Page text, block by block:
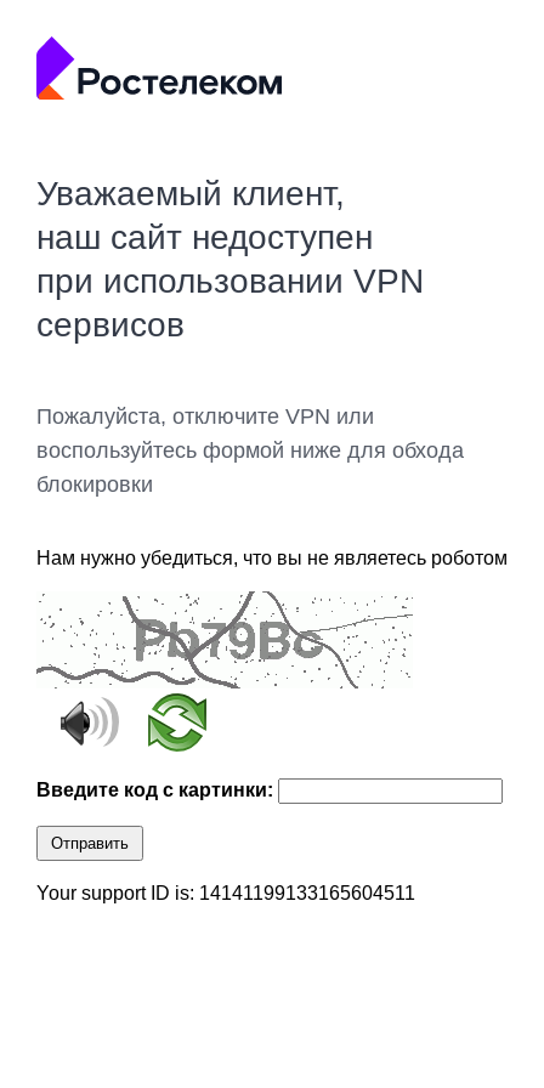
Уважаемый клиент,
наш сайт недоступен
при использовании VPN
сервисов
Пожалуйста, отключите VPN или
воспользуйтесь формой ниже для обхода
блокировки
Нам нужно убедиться, что вы не являетесь роботом
Введите код с картинки:
Отправить
Your support ID is: 14141199133165604511